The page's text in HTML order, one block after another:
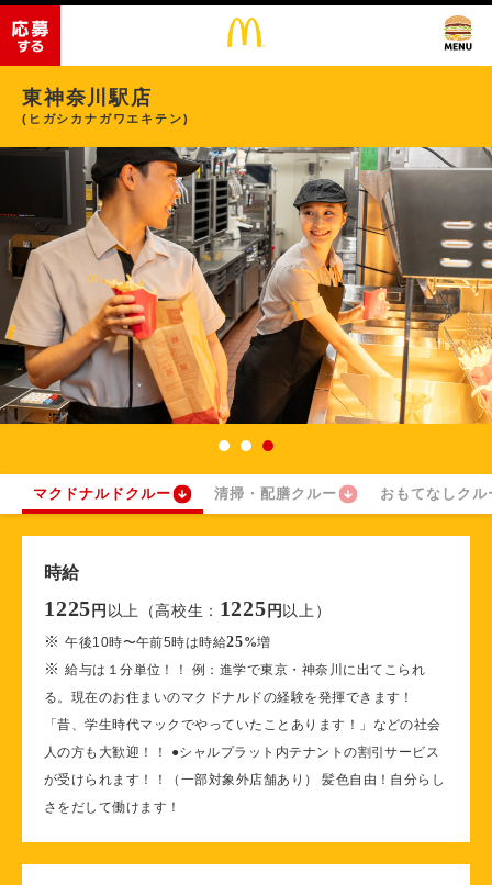
東神奈川駅店
(ヒガシカナガワエキテン)
マクドナルドクルー 清掃・配膳クルー おもてなしクル
時給
1225 円 以上（高校生： 1225 円 以上）
※午後10時〜午前5時は時給25%増
※給与は１分単位！！ 例：進学で東京・神奈川に出てこられ
る。現在のお住まいのマクドナルドの経験を発揮できます！
「昔、学生時代マックでやっていたことあります！」などの社会
人の方も大歓迎！！ ●シャルプラット内テナントの割引サービス
が受けられます！！（一部対象外店舗あり） 髪色自由！自分らし
さをだして働けます！